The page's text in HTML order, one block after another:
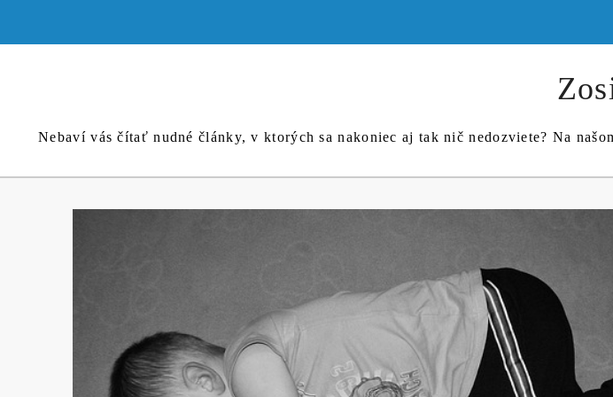
content
Nebaví vás čítať nudné články, v ktorých sa nakoniec aj tak nič nedozviete? Na